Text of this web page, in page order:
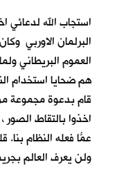
استجاب الله لدعائي
البرلمان الاوربي
العموم البريطاني
هم ضحايا استخدام
قام بدعوة مجموعة
اخذوا بالتقاط الصور
عمّا فعله النظام
ولن يعرف العالم